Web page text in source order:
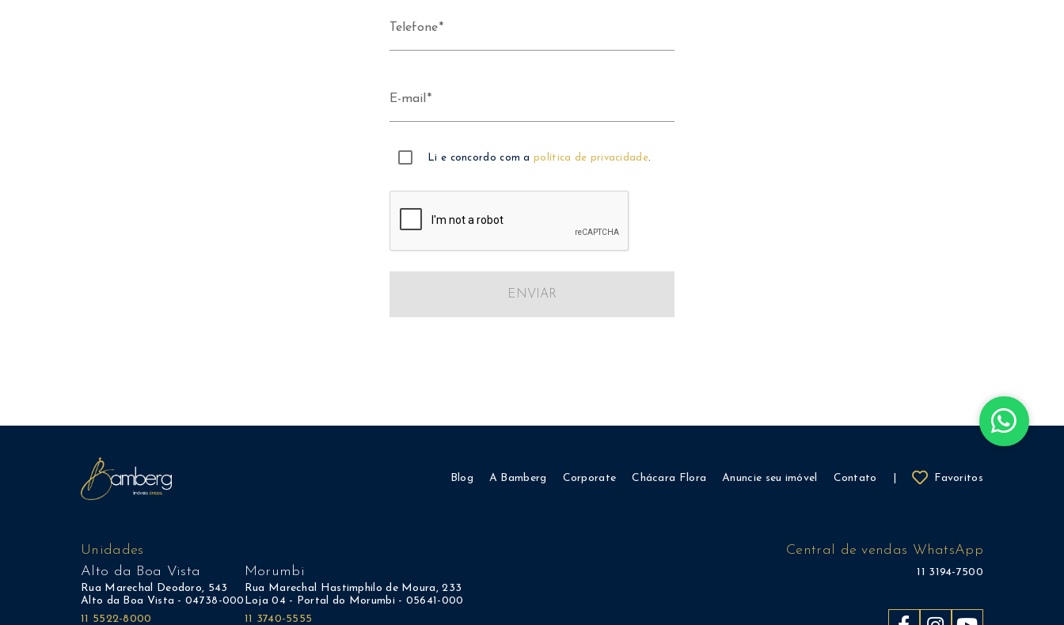
Telefone
E-mail
Li e concordo com apolítica de privacidade.
ENVIAR
Blog A Bamberg Corporate Chácara Flora Anuncie seu imóvel Contato Favoritos
Unidades
Alto da Boa Vista
Rua Marechal Deodoro, 543
Alto da Boa Vista - 04738-000
11 5522-8000
Morumbi
Rua Marechal Hastimphilo de Moura, 233
Loja 04 - Portal do Morumbi - 05641-000
11 3740-5555
Central de vendas WhatsApp
11 3194-7500